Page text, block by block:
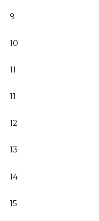
9
10
11
11
12
13
14
15